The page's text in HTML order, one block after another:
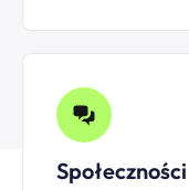
Społeczności